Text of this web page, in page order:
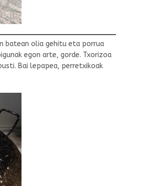
batean olia gehitu eta porrua
egon arte, gorde. Txorizoa
Bai lepapea, perretxikoak